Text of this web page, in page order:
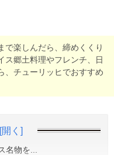
で楽しんだら、締めくくり
ス郷土料理やフレンチ、日
、チューリッヒでおすすめ
[開く]
名物を...